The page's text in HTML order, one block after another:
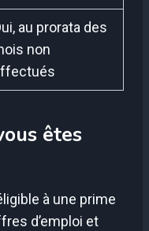
au prorata des
non
êtes
à une prime
d’emploi et